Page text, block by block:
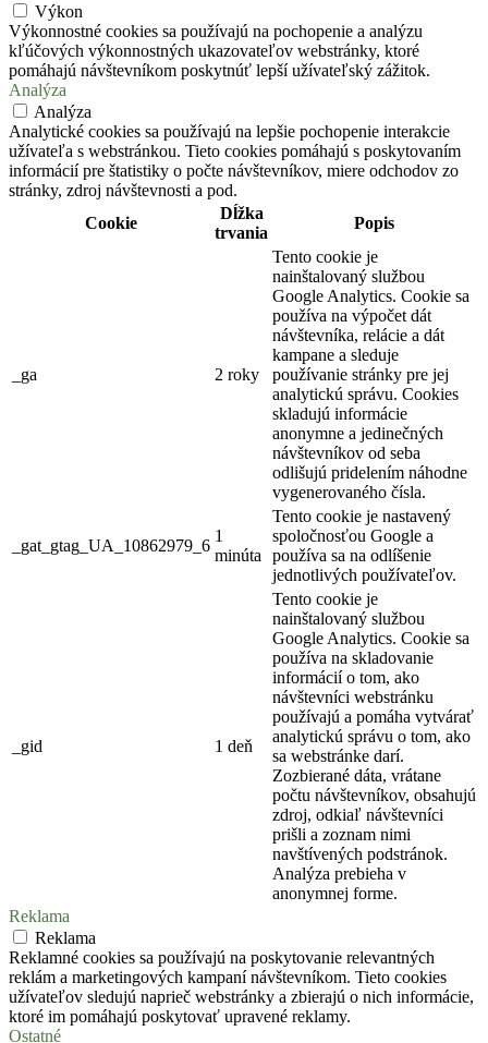
Výkon
Výkonnostné cookies sa používajú na pochopenie a analýzu
kľúčových výkonnostných ukazovateľov webstránky, ktoré
pomáhajú návštevníkom poskytnúť lepší užívateľský zážitok.
Analýza
Analýza
Analytické cookies sa používajú na lepšie pochopenie interakcie
užívateľa s webstránkou. Tieto cookies pomáhajú s poskytovaním
informácií pre štatistiky o počte návštevníkov, miere odchodov zo
stránky, zdroj návštevnosti a pod.
Cookie
Dĺžka
trvania
Popis
_ga 2 roky
Tento cookie je
nainštalovaný službou
Google Analytics. Cookie sa
používa na výpočet dát
návštevníka, relácie a dát
kampane a sleduje
používanie stránky pre jej
analytickú správu. Cookies
skladujú informácie
anonymne a jedinečných
návštevníkov od seba
odlišujú pridelením náhodne
vygenerovaného čísla.
_gat_gtag_UA_10862979_6
1
minúta
Tento cookie je nastavený
spoločnosťou Google a
používa sa na odlíšenie
jednotlivých používateľov.
_gid 1 deň
Tento cookie je
nainštalovaný službou
Google Analytics. Cookie sa
používa na skladovanie
informácií o tom, ako
návštevníci webstránku
používajú a pomáha vytvárať
analytickú správu o tom, ako
sa webstránke darí.
Zozbierané dáta, vrátane
počtu návštevníkov, obsahujú
zdroj, odkiaľ návštevníci
prišli a zoznam nimi
navštívených podstránok.
Analýza prebieha v
anonymnej forme.
Reklama
Reklama
Reklamné cookies sa používajú na poskytovanie relevantných
reklám a marketingových kampaní návštevníkom. Tieto cookies
užívateľov sledujú naprieč webstránky a zbierajú o nich informácie,
ktoré im pomáhajú poskytovať upravené reklamy.
Ostatné